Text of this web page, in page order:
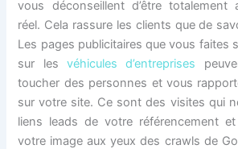
vous déconseillent d’être totalement
réel. Cela rassure les clients que de
Les pages publicitaires que vous faites
sur lesvéhicules d’entreprises
toucher des personnes et vous
sur votre site. Ce sont des visites qui
liens leads de votre référencement
votre image aux yeux des crawls de